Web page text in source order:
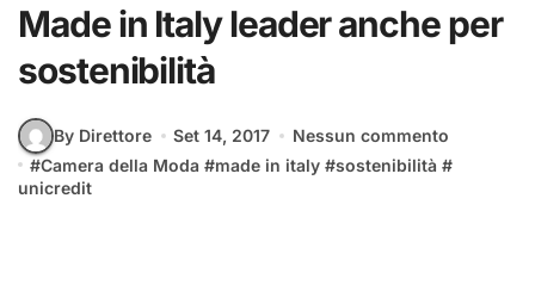
Made in Italy leader anche per
sostenibilità
By Direttore Set 14, 2017
Nessun commento
#Camera della Moda #made in italy #sostenibilità #
unicredit